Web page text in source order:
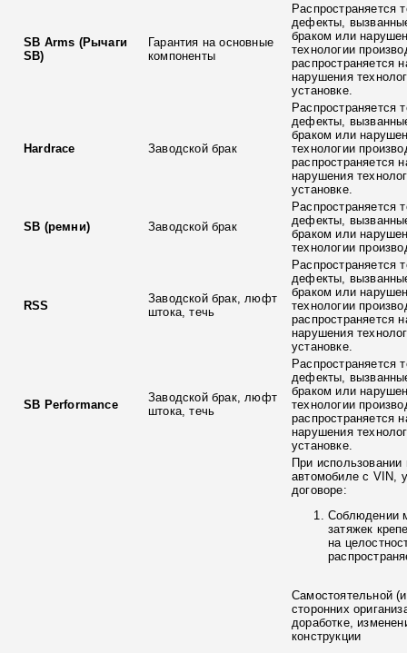
SB Arms (Рычаги
SB)
Гарантия на основные
компоненты
Распространяется
дефекты,
браком или
технологии
распространяется
нарушения
установке.
Hardrace Заводской брак
Распространяется
дефекты,
браком или
технологии
распространяется
нарушения
установке.
SB (ремни) Заводской брак
Распространяется
дефекты,
браком или
технологии
RSS
Заводской брак, люфт
штока, течь
Распространяется
дефекты,
браком или
технологии
распространяется
нарушения
установке.
SB Performance
Заводской брак, люфт
штока, течь
Распространяется
дефекты,
браком или
технологии
распространяется
нарушения
установке.
При использовании
автомобиле с VIN,
договоре:
Соблюдении
затяжек
на
Самостоятельной
сторонних
доработке,
конструкции